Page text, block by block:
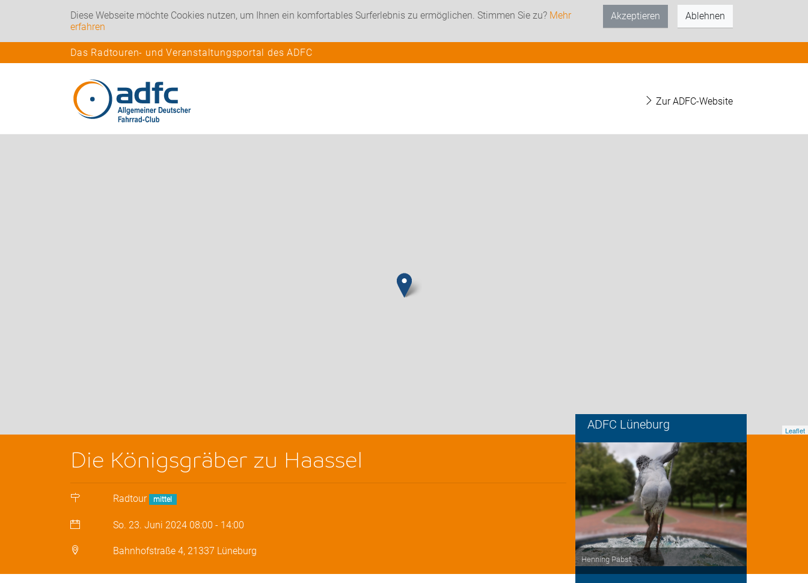
Diese Webseite möchte Cookies nutzen, um Ihnen ein komfortables Surferlebnis zu ermöglichen. Stimmen Sie zu? Mehr
erfahren
Akzeptieren Ablehnen
Das Radtouren- und Veranstaltungsportal des ADFC
Zur ADFC-Website
Leaflet
ADFC Lüneburg
Die Königsgräber zu Haassel
Radtour mittel
So. 23. Juni 2024 08:00 - 14:00
Bahnhofstraße 4, 21337 Lüneburg
Henning Pabst